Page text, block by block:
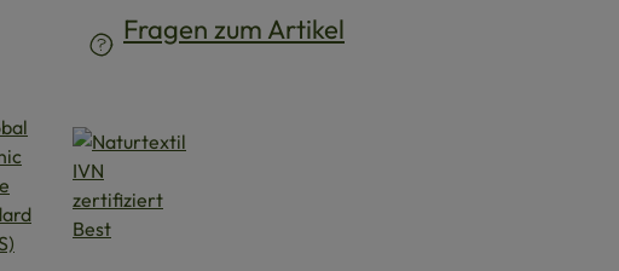
Fragen zum Artikel